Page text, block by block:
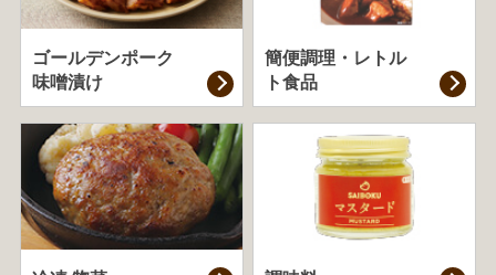
ゴールデンポーク
味噌漬け
簡便調理・ レトル
ト食品